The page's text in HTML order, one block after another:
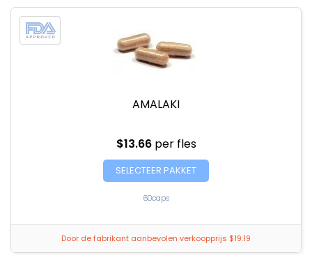
AMALAKI
$13.66 per fles
SELECTEER PAKKET
60caps
Door de fabrikant aanbevolen verkoopprijs $19.19